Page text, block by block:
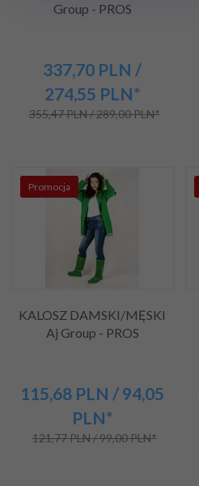
Group - PROS
337,70 PLN /
274,55 PLN*
355,47 PLN / 289,00 PLN*
Promocja
KALOSZ DAMSKI/MĘSKI
Aj Group - PROS
115,68 PLN / 94,05
PLN*
121,77 PLN / 99,00 PLN*